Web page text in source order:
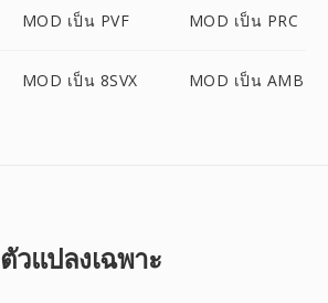
MOD เป็น PVF MOD เป็น PRC
MOD เป็น 8SVX MOD เป็น AMB
ตัวแปลงเฉพาะ